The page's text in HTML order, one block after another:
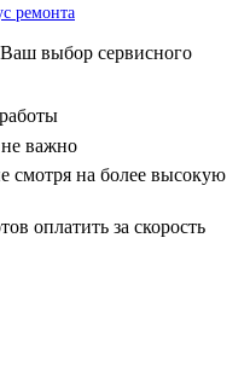
ремонта
выбор сервисного
не важно
смотря на более высокую
оплатить за скорость